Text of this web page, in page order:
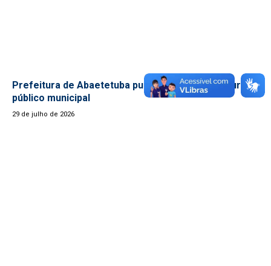
Prefeitura de Abaetetuba publica edital do concurso
público municipal
29 de julho de 2026